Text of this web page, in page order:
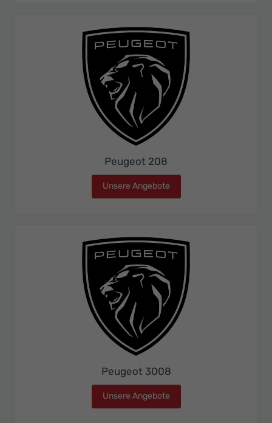
Peugeot 208
Unsere Angebote
Peugeot 3008
Unsere Angebote